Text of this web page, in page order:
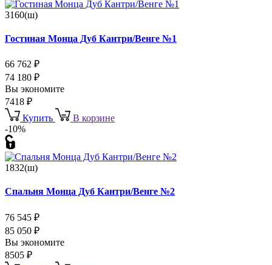
3160(ш)
Гостиная Монца Дуб Кантри/Венге №1
66 762 ₽
74 180 ₽
Вы экономите
7418 ₽
Купить
В корзине
-10%
1832(ш)
Спальня Монца Дуб Кантри/Венге №2
76 545 ₽
85 050 ₽
Вы экономите
8505 ₽